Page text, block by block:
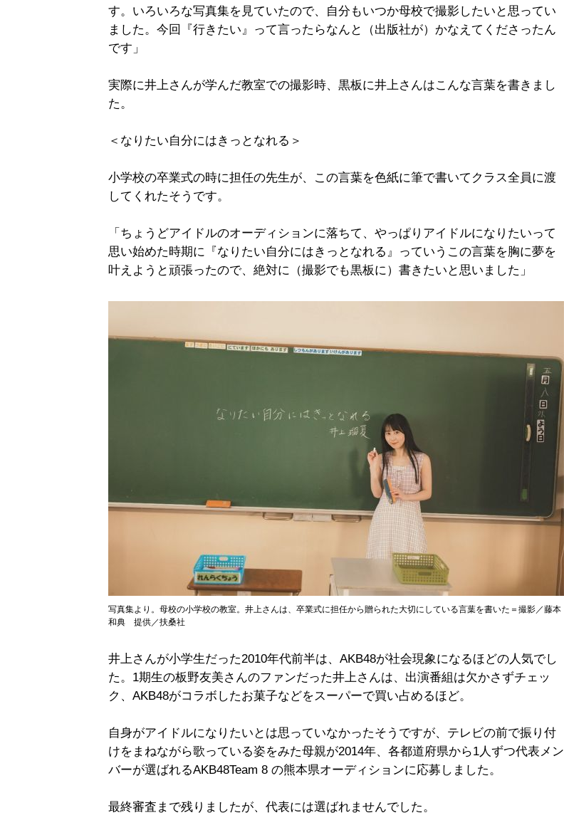
す。いろいろな写真集を見ていたので、自分もいつか母校で撮影したいと思ってい
ました。今回『行きたい』って言ったらなんと（出版社が）かなえてくださったん
です」
実際に井上さんが学んだ教室での撮影時、黒板に井上さんはこんな言葉を書きまし
た。
＜なりたい自分にはきっとなれる＞
小学校の卒業式の時に担任の先生が、この言葉を色紙に筆で書いてクラス全員に渡
してくれたそうです。
「ちょうどアイドルのオーディションに落ちて、やっぱりアイドルになりたいって
思い始めた時期に『なりたい自分にはきっとなれる』っていうこの言葉を胸に夢を
叶えようと頑張ったので、絶対に（撮影でも黒板に）書きたいと思いました」
写真集より。母校の小学校の教室。井上さんは、卒業式に担任から贈られた大切にしている言葉を書いた＝撮影／藤本
和典 提供／扶桑社
井上さんが小学生だった2010年代前半は、AKB48が社会現象になるほどの人気でし
た。1期生の板野友美さんのファンだった井上さんは、出演番組は欠かさずチェッ
ク、AKB48がコラボしたお菓子などをスーパーで買い占めるほど。
自身がアイドルになりたいとは思っていなかったそうですが、テレビの前で振り付
けをまねながら歌っている姿をみた母親が2014年、各都道府県から1人ずつ代表メン
バーが選ばれるAKB48Team 8 の熊本県オーディションに応募しました。
最終審査まで残りましたが、代表には選ばれませんでした。